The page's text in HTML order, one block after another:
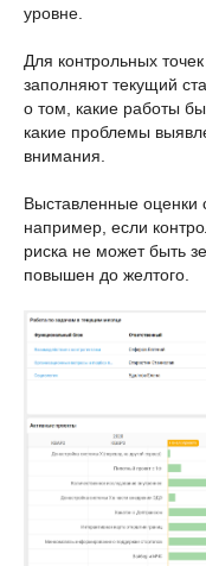
уровне.
Для контрольных
заполняют текущий
о том, какие работы
какие проблемы
внимания.
Выставленные
например, если
риска не может быть
повышен до желтого.